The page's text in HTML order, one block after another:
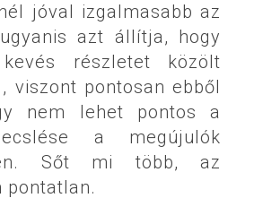
jóval izgalmasabb az
azt állítja, hogy
részletet közölt
viszont pontosan ebből
nem lehet pontos a
a megújulók
Sőt mi több, az
pontatlan.